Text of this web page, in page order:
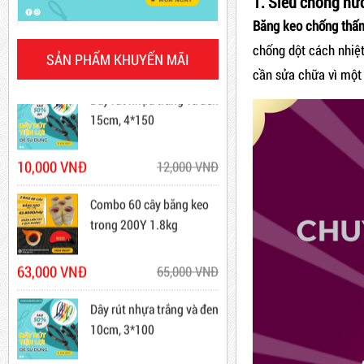
Băng keo chống
chống dột cách
cần sửa chữa vì
Hot
Dây Rút Nhựa Trắng Và Đen
10,000 VNĐ 12,000 VNĐ
Mã sản phẩm: DR15
SẢN PHẨM KHUYẾN MÃI
Dây rút nhựa trắng và đen
10,000 VNĐ
Combo 60 cây băng keo
trong 200Y 1.8kg
63,000 VNĐ 65,000 VNĐ
Dây rút nhựa trắng và đen
5,000 VNĐ